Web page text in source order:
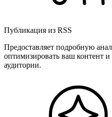
Публикация из RSS
Предоставляет подробную
оптимизировать ваш контент и
аудитории.